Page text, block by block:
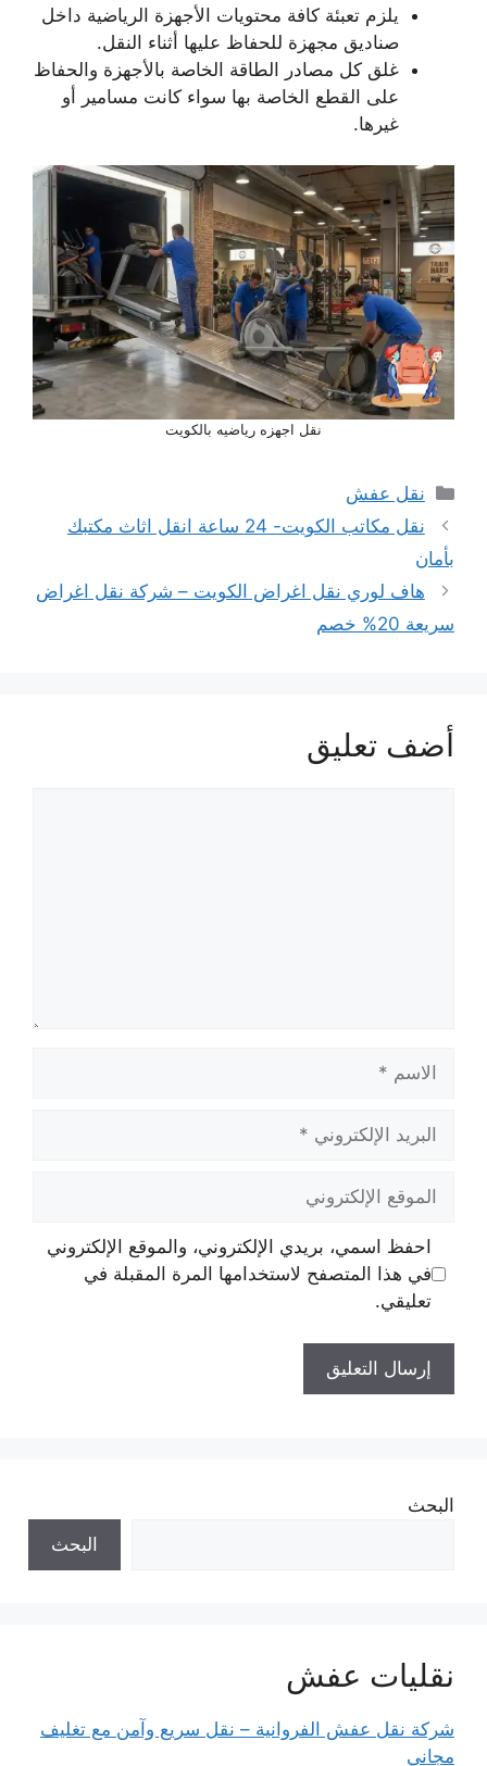
يلزم تعبئة كافة محتويات الأجهزة الرياضية داخل
صناديق مجهزة للحفاظ عليها أثناء النقل.
غلق كل مصادر الطاقة الخاصة بالأجهزة والحفاظ
على القطع الخاصة بها سواء كانت مسامير أو
غيرها.
نقل اجهزه رياضيه بالكويت
التصنيفات
نقل عفش
نقل مكاتب الكويت- 24 ساعة انقل اثاث مكتبك
بأمان
هاف لوري نقل اغراض الكويت – شركة نقل اغراض
سريعة 20% خصم
أضف تعليق
الاسم
البريد
الإلكتروني
الموقع
الإلكتروني
احفظ اسمي، بريدي الإلكتروني، والموقع الإلكتروني
في هذا المتصفح لاستخدامها المرة المقبلة في
تعليقي.
البحث
البحث
نقليات عفش
شركة نقل عفش الفروانية – نقل سريع وآمن مع تغليف
مجاني